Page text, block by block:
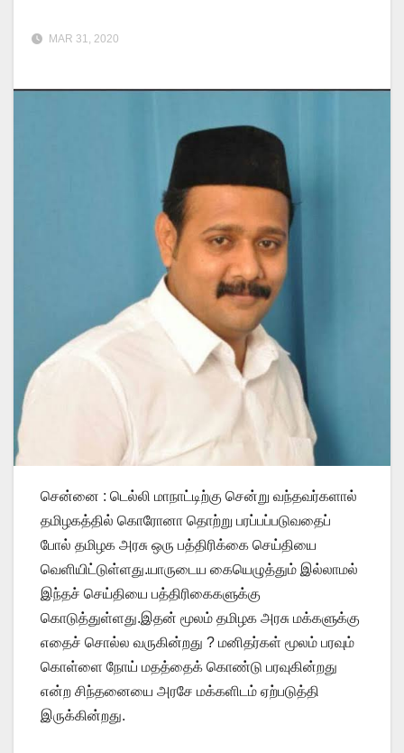
MAR 31, 2020
சென்னை : டெல்லி மாநாட்டிற்கு சென்று வந்தவர்களால்
தமிழகத்தில் கொரோனா தொற்று பரப்பப்படுவதைப்
போல் தமிழக அரசு ஒரு பத்திரிக்கை செய்தியை
வெளியிட்டுள்ளது.யாருடைய கையெழுத்தும் இல்லாமல்
இந்தச் செய்தியை பத்திரிகைகளுக்கு
கொடுத்துள்ளது.இதன் மூலம் தமிழக அரசு மக்களுக்கு
எதைச் சொல்ல வருகின்றது ? மனிதர்கள் மூலம் பரவும்
கொள்ளை நோய் மதத்தைக் கொண்டு பரவுகின்றது
என்ற சிந்தனையை அரசே மக்களிடம் ஏற்படுத்தி
இருக்கின்றது.